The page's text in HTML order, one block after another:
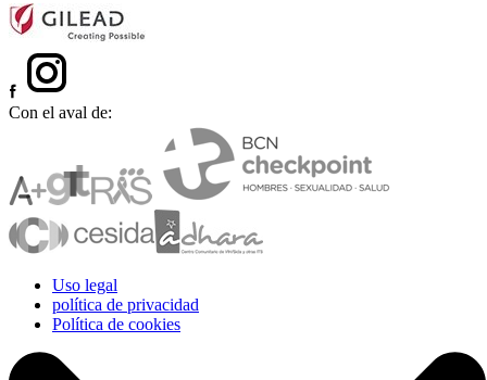
Con el aval de:
Uso legal
política de privacidad
Política de cookies